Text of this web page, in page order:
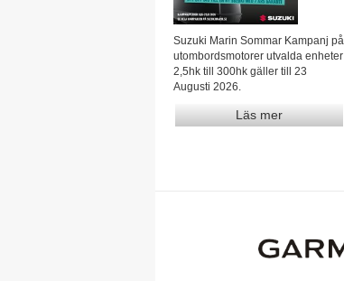
Suzuki Marin Sommar Kampanj på
utombordsmotorer utvalda enheter
2,5hk till 300hk gäller till 23
Augusti 2026.
Läs mer